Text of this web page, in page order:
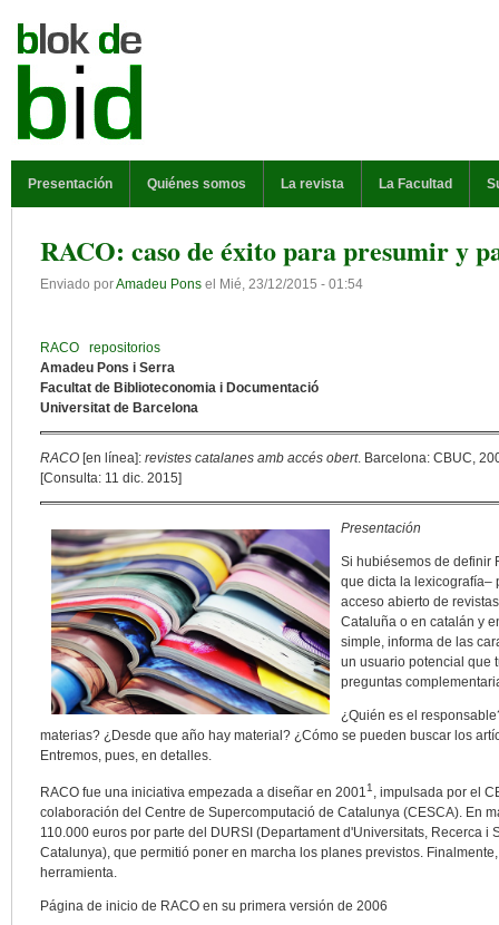
Presentación Quiénes somos La revista La Facultad
RACO: caso de éxito para presumir y
Enviado porAmadeu Pons el Mié, 23/12/2015 - 01:54
RACO
repositorios
Amadeu Pons i Serra
Facultat de Biblioteconomia i Documentació
Universitat de Barcelona
RACO [en línea]: revistes catalanes amb accés obert. Barcelona: CBUC,
[Consulta: 11 dic. 2015]
Presentación
Si hubiésemos de definir
que dicta la lexicografía‒
acceso abierto de
Cataluña o en catalán y
simple, informa de las
un usuario potencial que
preguntas
¿Quién es el
materias? ¿Desde que año hay material? ¿Cómo se pueden buscar los
Entremos, pues, en detalles.
RACO fue una iniciativa empezada a diseñar en 20011 , impulsada por el
colaboración del Centre de Supercomputació de Catalunya (CESCA). En
110.000 euros por parte del DURSI (Departament d'Universitats, Recerca i
Catalunya), que permitió poner en marcha los planes previstos.
herramienta.
Página de inicio de RACO en su primera versión de 2006